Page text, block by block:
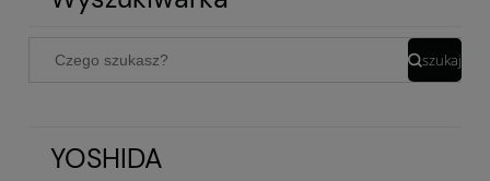
szukaj
YOSHIDA